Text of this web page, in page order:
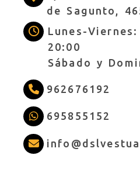
de Sagunto,
Lunes-
20:00
Sábado y
962676192
695855152
info